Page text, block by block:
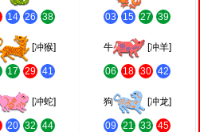
14 26 38 03 15 27 39
[冲猴]
17 29 41
牛 [冲羊]
06 18 30 42
[冲蛇]
20 32 44
狗 [冲龙]
09 21 33 45